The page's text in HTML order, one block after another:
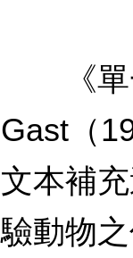
《單一
Gast（
文本補
驗動物